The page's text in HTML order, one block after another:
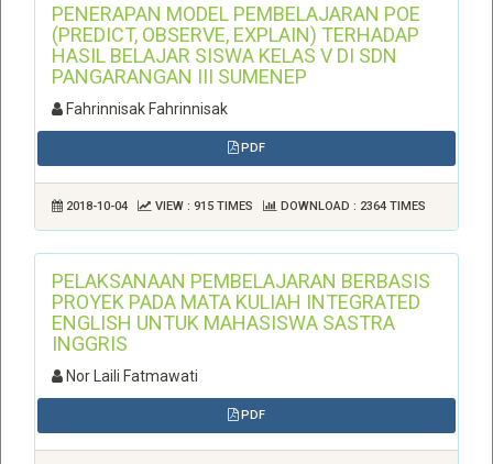
PENERAPAN MODEL PEMBELAJARAN POE
(PREDICT, OBSERVE, EXPLAIN) TERHADAP
HASIL BELAJAR SISWA KELAS V DI SDN
PANGARANGAN III SUMENEP
Fahrinnisak Fahrinnisak
PDF
2018-10-04 VIEW : 915 TIMES DOWNLOAD : 2364 TIMES
PELAKSANAAN PEMBELAJARAN BERBASIS
PROYEK PADA MATA KULIAH INTEGRATED
ENGLISH UNTUK MAHASISWA SASTRA
INGGRIS
Nor Laili Fatmawati
PDF